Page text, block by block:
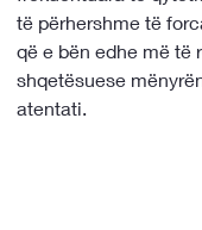
të përhershme të
që e bën edhe më të
shqetësuese
atentati.